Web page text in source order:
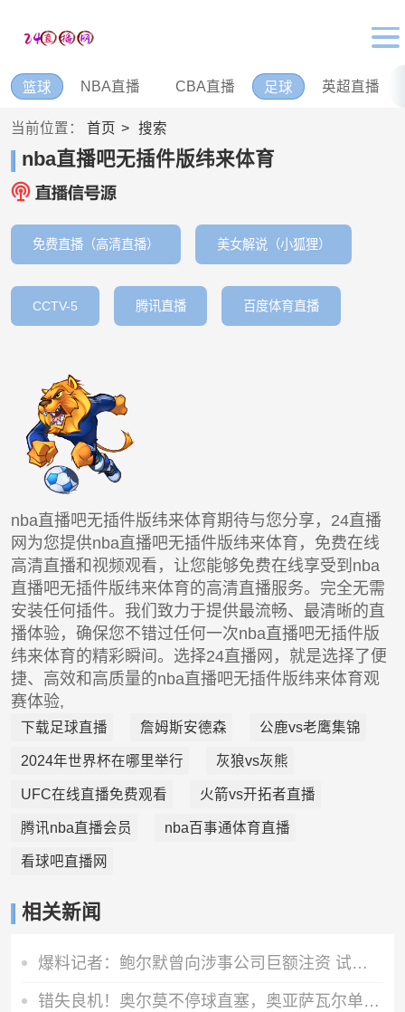
篮球 NBA直播 CBA直播 足球 英超直播
当前位置： 首页 搜索
nba直播吧无插件版纬来体育
免费直播（高清直播） 美女解说（小狐狸）
CCTV-5 腾讯直播 百度体育直播
nba直播吧无插件版纬来体育期待与您分享，24直播
网为您提供nba直播吧无插件版纬来体育，免费在线
高清直播和视频观看，让您能够免费在线享受到nba
直播吧无插件版纬来体育的高清直播服务。完全无需
安装任何插件。我们致力于提供最流畅、最清晰的直
播体验，确保您不错过任何一次nba直播吧无插件版
纬来体育的精彩瞬间。选择24直播网，就是选择了便
捷、高效和高质量的nba直播吧无插件版纬来体育观
赛体验,
下载足球直播 詹姆斯安德森 公鹿vs老鹰集锦
2024年世界杯在哪里举行 灰狼vs灰熊
UFC在线直播免费观看 火箭vs开拓者直播
腾讯nba直播会员 nba百事通体育直播
看球吧直播网
相关新闻
爆料记者：鲍尔默曾向涉事公司巨额注资 试图联合瞒报骗过联盟
错失良机！奥尔莫不停球直塞，奥亚萨瓦尔单刀打偏！